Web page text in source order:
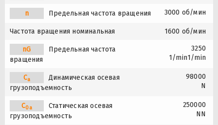
n Предельная частота вращения 3000 об/мин
Частота вращения номинальная 1600 об/мин
nG
Предельная частота
вращения
3250
1/min1/min
Ca
Динамическая осевая
грузоподъемность
98000
N
C0a
Статическая осевая
грузоподъемность
250000
NN